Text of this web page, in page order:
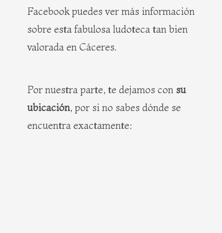
Facebook puedes ver más información
sobre esta fabulosa ludoteca tan bien
valorada en Cáceres.
Por nuestra parte, te dejamos con su
ubicación, por si no sabes dónde se
encuentra exactamente: